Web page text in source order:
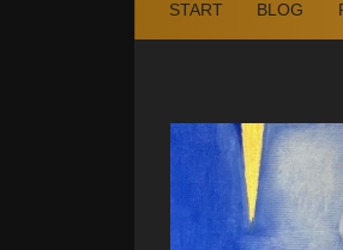
START BLOG